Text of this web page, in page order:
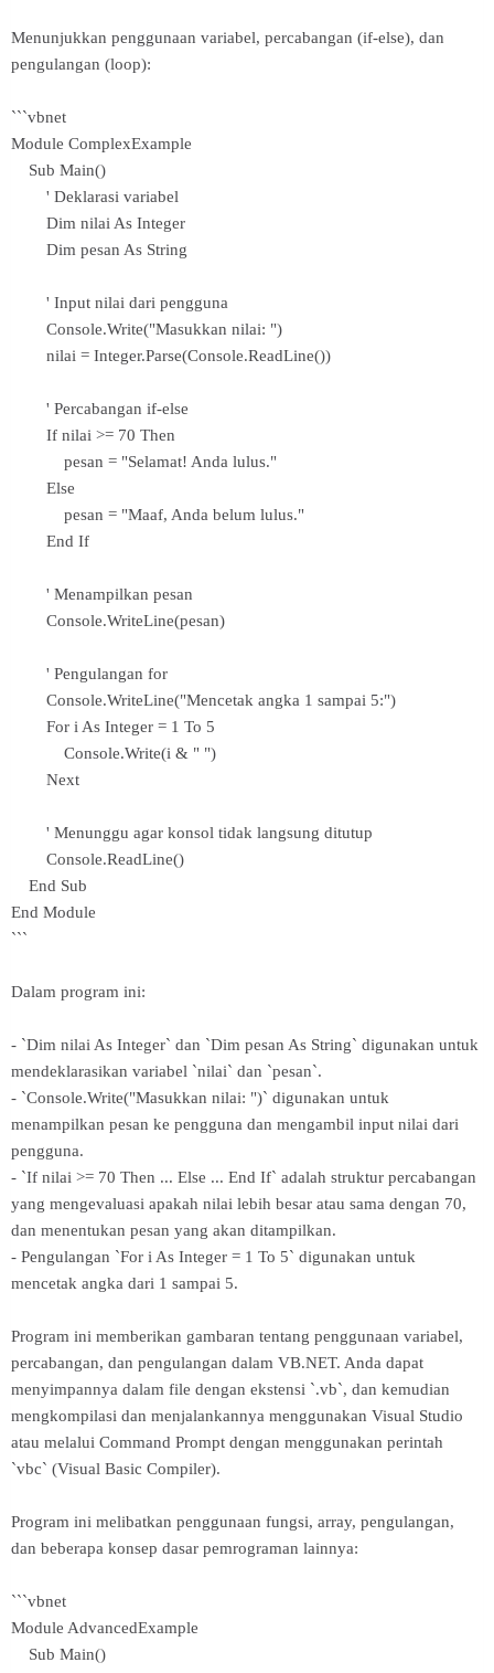
Menunjukkan penggunaan variabel, percabangan (if-else), dan
pengulangan (loop):
```vbnet
Module ComplexExample
Sub Main()
' Deklarasi variabel
Dim nilai As Integer
Dim pesan As String
' Input nilai dari pengguna
Console.Write("Masukkan nilai: ")
nilai = Integer.Parse(Console.ReadLine())
' Percabangan if-else
If nilai >= 70 Then
pesan = "Selamat! Anda lulus."
Else
pesan = "Maaf, Anda belum lulus."
End If
' Menampilkan pesan
Console.WriteLine(pesan)
' Pengulangan for
Console.WriteLine("Mencetak angka 1 sampai 5:")
For i As Integer = 1 To 5
Console.Write(i & " ")
Next
' Menunggu agar konsol tidak langsung ditutup
Console.ReadLine()
End Sub
End Module
```
Dalam program ini:
- `Dim nilai As Integer` dan `Dim pesan As String` digunakan untuk
mendeklarasikan variabel `nilai` dan `pesan`.
- `Console.Write("Masukkan nilai: ")` digunakan untuk
menampilkan pesan ke pengguna dan mengambil input nilai dari
pengguna.
- `If nilai >= 70 Then ... Else ... End If` adalah struktur percabangan
yang mengevaluasi apakah nilai lebih besar atau sama dengan 70,
dan menentukan pesan yang akan ditampilkan.
- Pengulangan `For i As Integer = 1 To 5` digunakan untuk
mencetak angka dari 1 sampai 5.
Program ini memberikan gambaran tentang penggunaan variabel,
percabangan, dan pengulangan dalam VB.NET. Anda dapat
menyimpannya dalam file dengan ekstensi `.vb`, dan kemudian
mengkompilasi dan menjalankannya menggunakan Visual Studio
atau melalui Command Prompt dengan menggunakan perintah
`vbc` (Visual Basic Compiler).
Program ini melibatkan penggunaan fungsi, array, pengulangan,
dan beberapa konsep dasar pemrograman lainnya:
```vbnet
Module AdvancedExample
Sub Main()